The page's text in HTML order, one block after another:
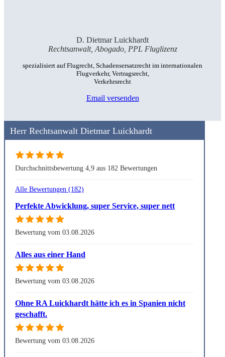
D. Dietmar Luickhardt
Rechtsanwalt, Abogado, PPL Fluglizenz
spezialisiert auf Flugrecht, Schadensersatzrecht im internationalen
Flugverkehr, Vertragsrecht,
Verkehrsrecht
Email versenden
Herr Rechtsanwalt Dietmar Luickhardt
Durchschnittsbewertung 4,9 aus 182 Bewertungen
Alle Bewertungen (182)
Perfekte Abwicklung, super Service, super nett
Bewertung vom 03.08.2026
Alles aus einer Hand
Bewertung vom 03.08.2026
Ohne RA Luickhardt hätte ich es in Spanien nicht
geschafft.
Bewertung vom 03.08.2026